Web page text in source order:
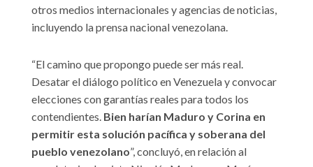
otros medios internacionales y agencias de noticias,
incluyendo la prensa nacional venezolana.
“El camino que propongo puede ser más real.
Desatar el diálogo político en Venezuela y convocar
elecciones con garantías reales para todos los
contendientes. Bien harían Maduro y Corina en
permitir esta solución pacífica y soberana del
pueblo venezolano”, concluyó, en relación al